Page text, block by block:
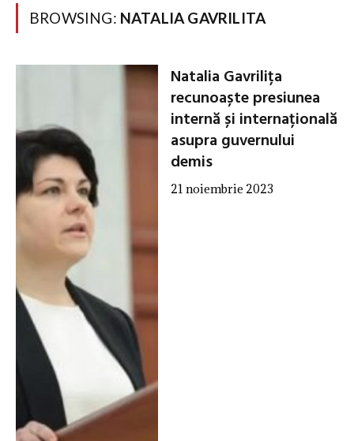
BROWSING: NATALIA GAVRILITA
Natalia Gavrilița
recunoaște presiunea
internă și internațională
asupra guvernului
demis
21 noiembrie 2023